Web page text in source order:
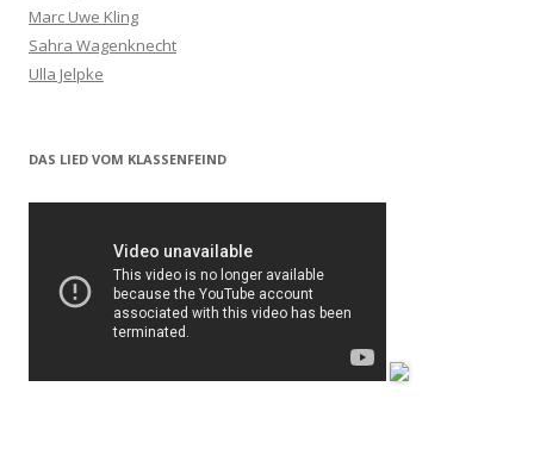
Marc Uwe Kling
Sahra Wagenknecht
Ulla Jelpke
DAS LIED VOM KLASSENFEIND